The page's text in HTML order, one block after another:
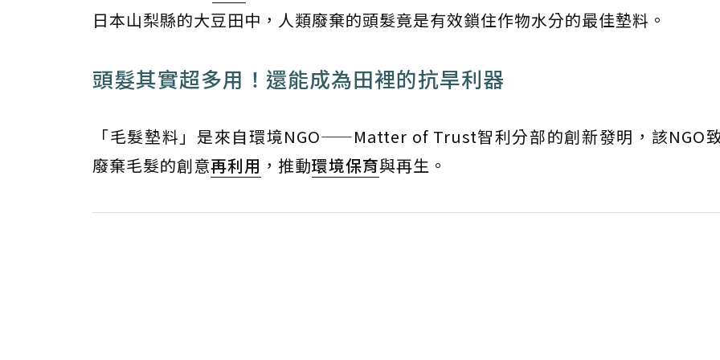
日本山梨縣的大豆田中，人類廢棄的頭髮竟是有效鎖住作物水分的最佳墊料。
頭髮其實超多用！還能成為田裡的抗旱利器
「毛髮墊料」是來自環境NGO——Matter of Trust智利分部的創新發明，該NGO
廢棄毛髮的創意再利用 ，推動環境保育與再生。